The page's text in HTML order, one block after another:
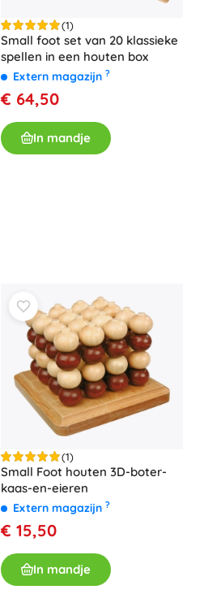
(1)
Small foot set van 20 klassieke
spellen in een houten box
Extern magazijn ?
€ 64,50
In mandje
(1)
Small Foot houten 3D-boter-
kaas-en-eieren
Extern magazijn ?
€ 15,50
In mandje